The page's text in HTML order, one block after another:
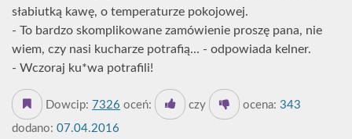
słabiutką kawę, o temperaturze pokojowej.
- To bardzo skomplikowane zamówienie proszę pana, nie
wiem, czy nasi kucharze potrafią... - odpowiada kelner.
- Wczoraj ku*wa potrafili!
Dowcip: 7326 oceń: czy ocena: 343
dodano: 07.04.2016